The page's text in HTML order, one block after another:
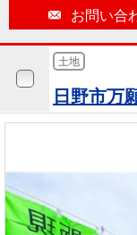
マン
ショ
探す
物
料
査
試算
案内（首
都圏）
つ
経営ビジ
ョン
沿革
（電子ブ
情報
法人のお客さま
提携企業にお勤め
お問い合
土地
日野市万